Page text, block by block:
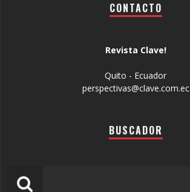
CONTACTO
Revista Clave!
Quito - Ecuador
perspectivas@clave.com.ec
BUSCADOR